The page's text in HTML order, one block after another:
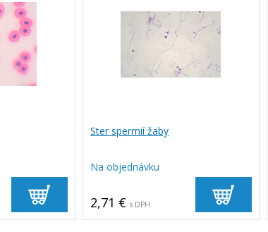
Ster spermií žaby
Na objednávku
2,71 € s DPH